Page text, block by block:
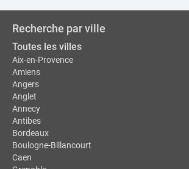
Recherche par ville
Toutes les villes
Aix-en-Provence
Amiens
Angers
Anglet
Annecy
Antibes
Bordeaux
Boulogne-Billancourt
Caen